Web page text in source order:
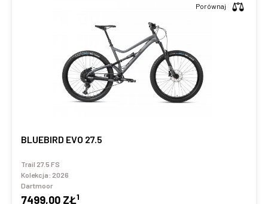
BLUEBIRD EVO 27.5
Trail 27.5 FS
Kolekcja: 2026
Dartmoor
7499,00 ZŁ1
Porównaj